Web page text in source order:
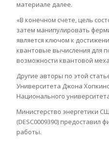
материале далее.
«В конечном счете, цель
затем манипулировать
является ключом к
квантовые вычисления для
возможности квантовой
Другие авторы по этой
Университета Джона
Национального
Министерство энергетики
(DESC0009390) предоставил
работы.